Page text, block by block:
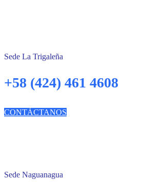
Sede La Trigaleña
+58 (424) 461 4608
CONTÁCTANOS
Sede Naguanagua